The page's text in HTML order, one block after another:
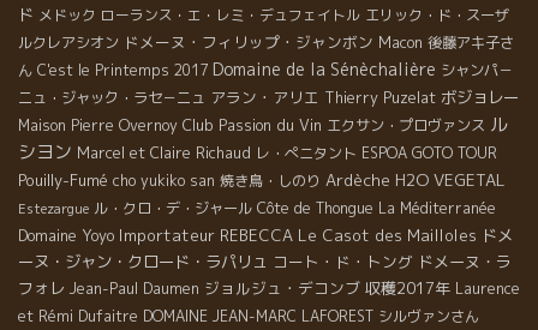
ド メドック ローランス・エ・レミ・デュフェイトル エリック・ド・スーザ
ルクレアシオン ドメーヌ・フィリップ・ジャンボン Macon 後藤アキ子さ
ん C'est le Printemps 2017 Domaine de la Sénèchalière シャンパ－
ニュ・ジャック・ラセ－ニュ アラン・アリエ Thierry Puzelat ボジョレー
Maison Pierre Overnoy Club Passion du Vin エクサン・プロヴァンス ル
シヨン Marcel et Claire Richaud レ・ぺニタント ESPOA GOTO TOUR
Pouilly-Fumé cho yukiko san 焼き鳥・しのり Ardèche H2O VEGETAL
Estezargue ル・クロ・デ・ジャール Côte de Thongue La Méditerranée
Domaine Yoyo Importateur REBECCA Le Casot des Mailloles ドメ
ーヌ・ジャン・クロード・ラパリュ コート・ド・トング ドメーヌ・ラ
フォレ Jean-Paul Daumen ジョルジュ・デコンブ 収穫2017年 Laurence
et Rémi Dufaitre DOMAINE JEAN-MARC LAFOREST シルヴァンさん